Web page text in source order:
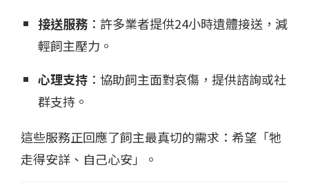
接送服務 ：許多業者提供24小時遺體接送，減
輕飼主壓力。
心理支持 ：協助飼主面對哀傷，提供諮詢或社
群支持。
這些服務正回應了飼主最真切的需求：希望「牠
走得安詳、自己心安」。